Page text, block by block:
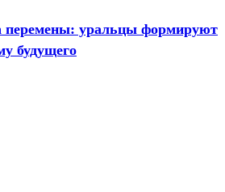
перемены: уральцы формируют
будущего